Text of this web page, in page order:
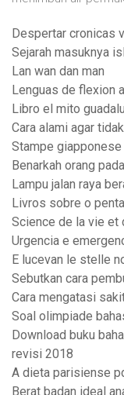
Despertar cronicas
Sejarah masuknya
Lan wan dan man
Lenguas de flexion
Libro el mito
Cara alami agar
Stampe giapponese
Benarkah orang
Lampu jalan raya
Livros sobre o
Science de la vie et
Urgencia e
E lucevan le stelle
Sebutkan cara
Cara mengatasi
Soal olimpiade
Download buku
revisi 2018
A dieta parisiense
Berat badan ideal